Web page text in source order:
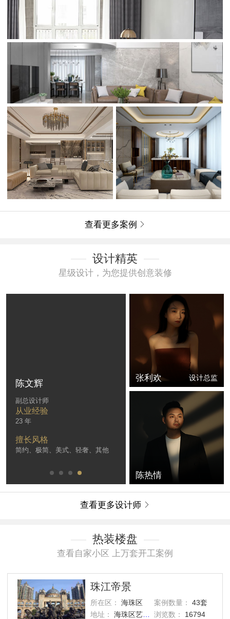
查看更多案例 
设计精英
星级设计，为您提供创意装修
陈文辉
副总设计师
从业经验
23 年
擅长风格
简约、极简、美式、轻奢、其他
张利欢 设计总监
陈热情
查看更多设计师 
热装楼盘
查看自家小区 上万套开工案例
珠江帝景
所在区： 海珠区 案例数量：
43套
地址：
海珠区艺洲路灏景街1号 浏览数： 16794